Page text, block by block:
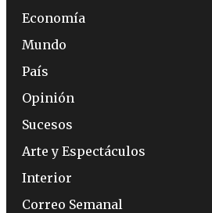
Economía
Mundo
País
Opinión
Sucesos
Arte y Espectáculos
Interior
Correo Semanal